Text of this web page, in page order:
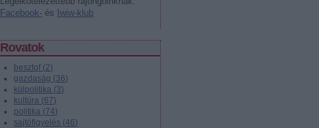
Facebook- és Iwiw-klub
Rovatok
besztof (2)
gazdaság (36)
külpolitika (3)
kultúra (67)
politika (74)
sajtófigyelés (46)